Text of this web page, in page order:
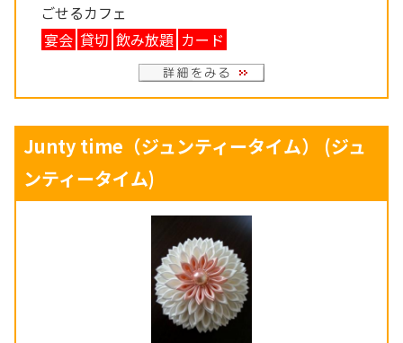
ごせるカフェ
宴会 貸切 飲み放題 カード
Junty time（ジュンティータイム） (ジュ
ンティータイム)